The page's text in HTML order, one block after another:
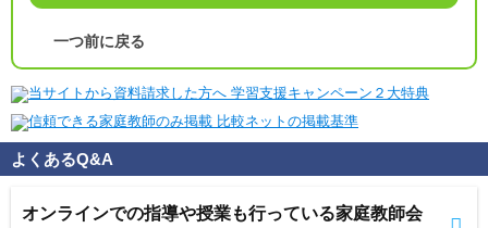
一つ前に戻る
よくあるQ&A
オンラインでの指導や授業も行っている家庭教師会